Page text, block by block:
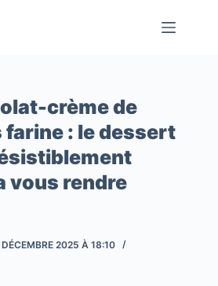
crème de
: le dessert
vous rendre
2025 À 18:10